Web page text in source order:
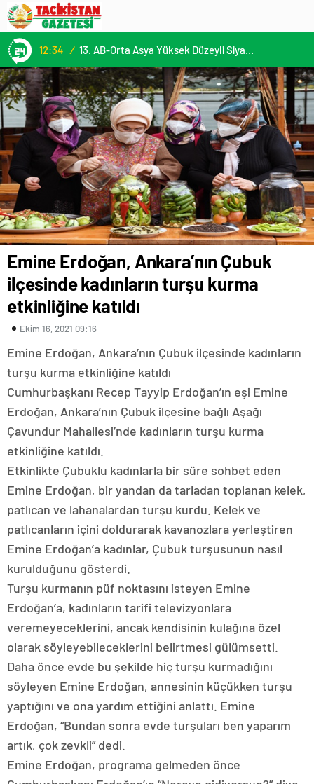
12:34 / 13. AB-Orta Asya Yüksek Düzeyli Siyasi ve Güvenlik Diyaloğuna Katılım
Emine Erdoğan, Ankara’nın Çubuk
ilçesinde kadınların turşu kurma
etkinliğine katıldı
Ekim 16, 2021 09:16
Emine Erdoğan, Ankara’nın Çubuk ilçesinde kadınların
turşu kurma etkinliğine katıldı
Cumhurbaşkanı Recep Tayyip Erdoğan’ın eşi Emine
Erdoğan, Ankara’nın Çubuk ilçesine bağlı Aşağı
Çavundur Mahallesi’nde kadınların turşu kurma
etkinliğine katıldı.
Etkinlikte Çubuklu kadınlarla bir süre sohbet eden
Emine Erdoğan, bir yandan da tarladan toplanan kelek,
patlıcan ve lahanalardan turşu kurdu. Kelek ve
patlıcanların içini doldurarak kavanozlara yerleştiren
Emine Erdoğan’a kadınlar, Çubuk turşusunun nasıl
kurulduğunu gösterdi.
Turşu kurmanın püf noktasını isteyen Emine
Erdoğan’a, kadınların tarifi televizyonlara
veremeyeceklerini, ancak kendisinin kulağına özel
olarak söyleyebileceklerini belirtmesi gülümsetti.
Daha önce evde bu şekilde hiç turşu kurmadığını
söyleyen Emine Erdoğan, annesinin küçükken turşu
yaptığını ve ona yardım ettiğini anlattı. Emine
Erdoğan, “Bundan sonra evde turşuları ben yaparım
artık, çok zevkli” dedi.
Emine Erdoğan, programa gelmeden önce